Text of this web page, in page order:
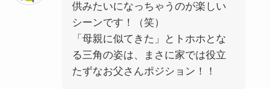
供みたいになっちゃうのが楽しい
シーンです！（笑）
「母親に似てきた」とトホホとな
る三角の姿は、まさに家では役立
たずなお父さんポジション！！